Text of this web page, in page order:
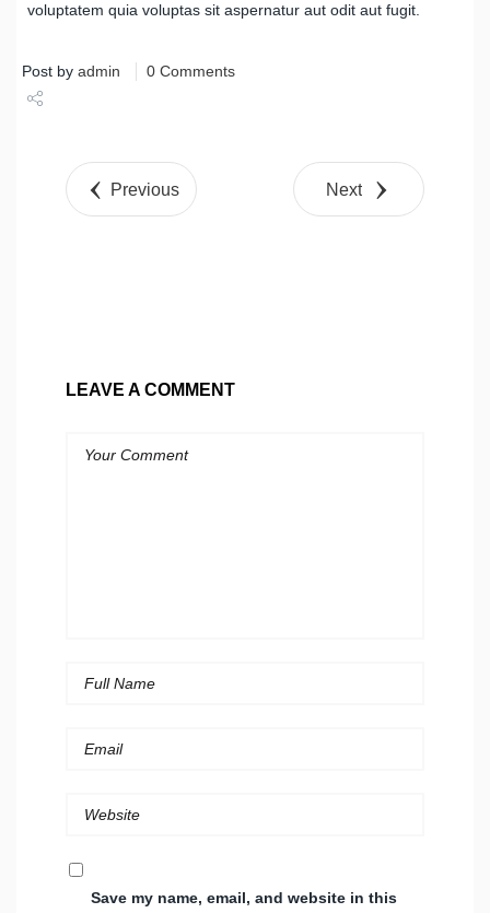
voluptatem quia voluptas sit aspernatur aut odit aut fugit.
Post by admin 0 Comments
Tweet
Previous Next
LEAVE A COMMENT
Save my name, email, and website in this